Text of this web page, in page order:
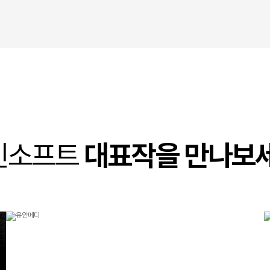
소프트대표작을 만나보